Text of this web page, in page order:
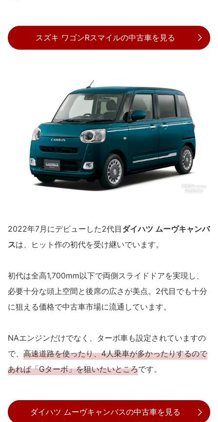
スズキ ワゴンRスマイルの中古車を見る
2022年7月にデビューした2代目 ダイハツ ムーヴキャンバ
スは、ヒット作の初代を受け継いでいます。
初代は全高1,700mm以下で両側スライドドアを実現し、
必要十分な頭上空間と後席の広さが美点。2代目でも十分
に狙える価格で中古車市場に流通しています。
NAエンジンだけでなく、ターボ車も設定されていますの
で、 高速道路を使ったり、4人乗車が多かったりするので
あれば「Gターボ」を狙いたいところです。
ダイハツ ムーヴキャンバスの中古車を見る